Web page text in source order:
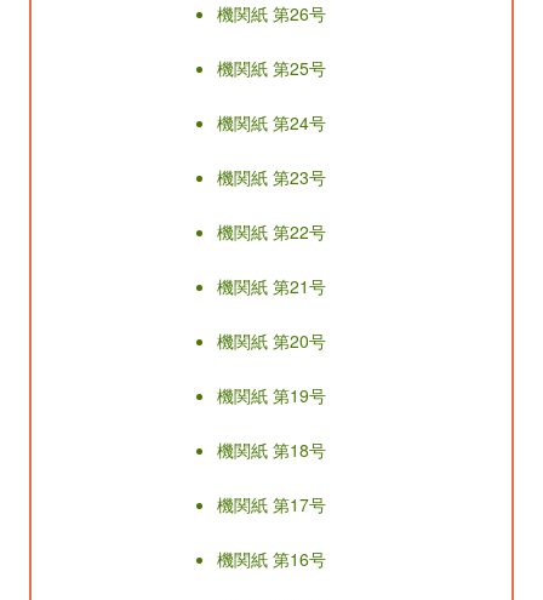
機関紙 第26号
機関紙 第25号
機関紙 第24号
機関紙 第23号
機関紙 第22号
機関紙 第21号
機関紙 第20号
機関紙 第19号
機関紙 第18号
機関紙 第17号
機関紙 第16号